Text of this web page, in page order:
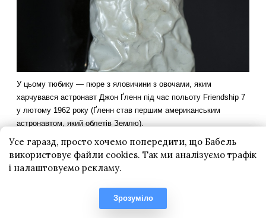
Усе гаразд, просто хочемо попередити, що Бабель
використовує файли cookies. Так ми аналізуємо трафік
і налаштовуємо рекламу.
Зрозуміло